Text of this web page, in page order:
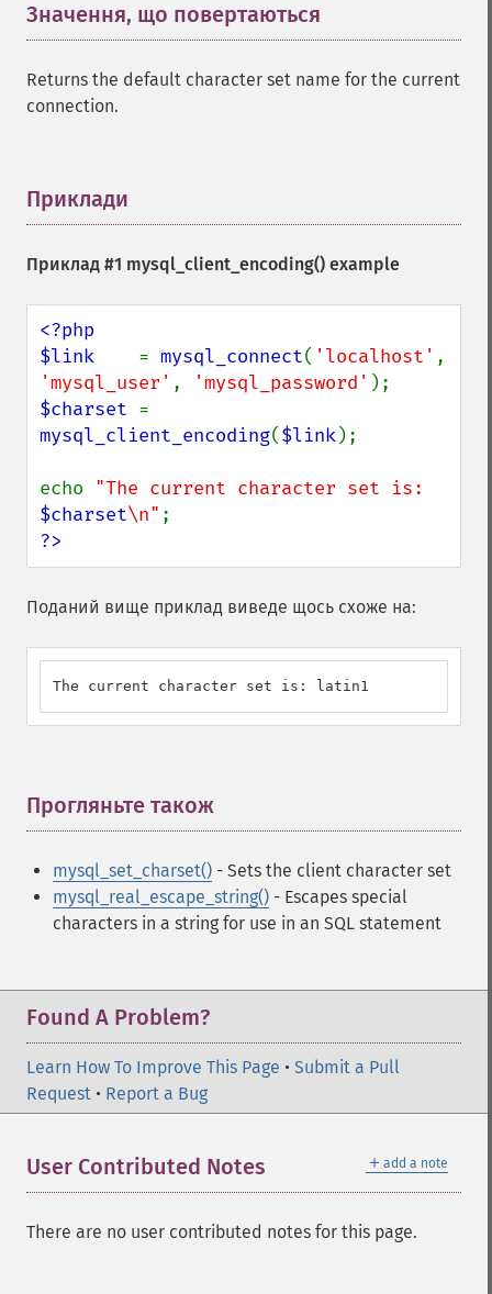
Значення, що повертаються
Returns the default character set name for the current
connection.
Приклади
Приклад #1 mysql_client_encoding() example
<?php
$link = mysql_connect( 'localhost'
'mysql_user' , 'mysql_password'
$charset
mysql_client_encoding($link);
echo
$charset\n"
?>
Поданий вище приклад виведе щось схоже на:
The current character set is: latin1
Прогляньте також
mysql_set_charset() - Sets the client character set
mysql_real_escape_string() - Escapes special
characters in a string for use in an SQL statement
Found A Problem?
Learn How To Improve This Page • Submit a Pull
Request • Report a Bug
＋ add a note
User Contributed Notes
There are no user contributed notes for this page.